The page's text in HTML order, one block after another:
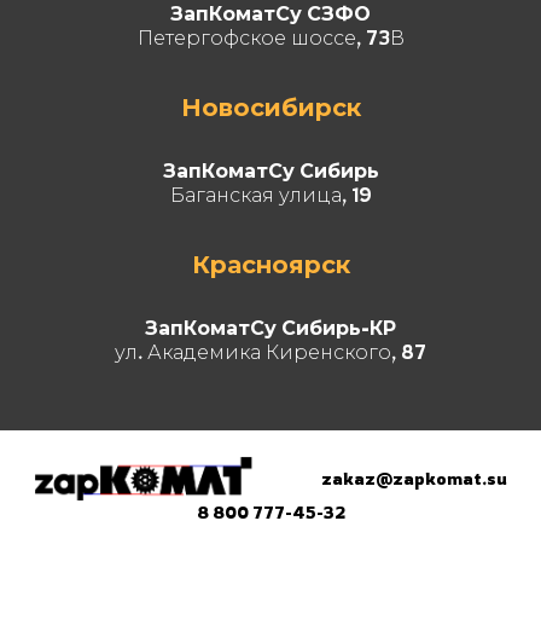
ЗапКоматСу СЗФО
Петергофское шоссе, 73В
Новосибирск
ЗапКоматСу Сибирь
Баганская улица, 19
Красноярск
ЗапКоматСу Сибирь-КР
ул. Академика Киренского, 87
zakaz@zapkomat.su
8 800 777-45-32